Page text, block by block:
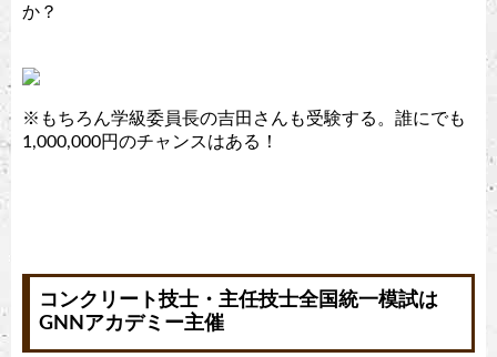
か？
※もちろん学級委員長の吉田さんも受験する。誰にでも
1,000,000円のチャンスはある！
コンクリート技士・主任技士全国統一模試は
GNNアカデミー主催